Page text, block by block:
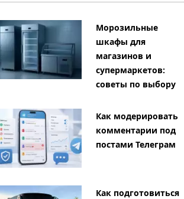
Морозильные
шкафы для
магазинов и
супермаркетов:
советы по выбору
Как модерировать
комментарии под
постами Телеграм
Как подготовиться